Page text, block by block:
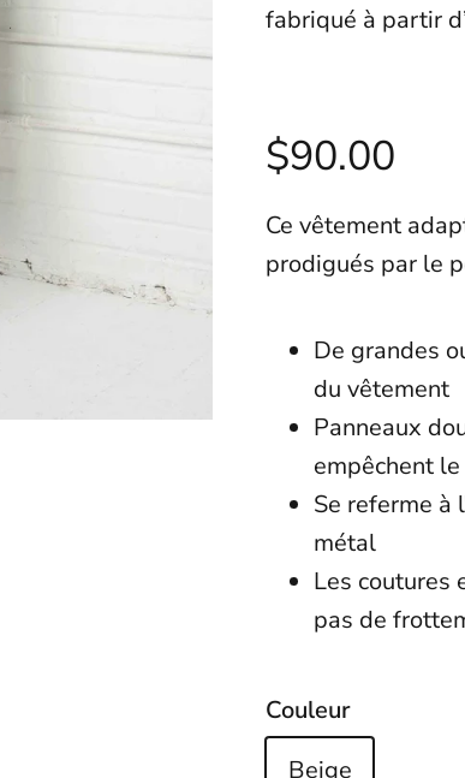
fabriqué à partir
$90.00
Ce vêtement
prodigués par le
De grandes
du vêtement
Panneaux
empêchent
Se referme à
métal
Les coutures
pas de
Couleur
Beige